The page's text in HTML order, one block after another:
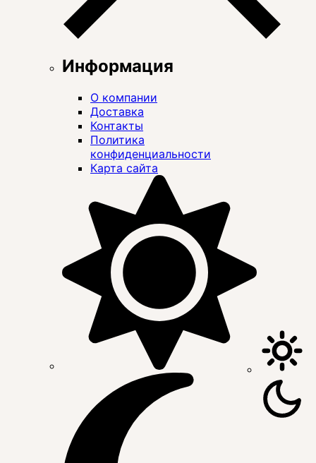
Информация
О компании
Доставка
Контакты
Политика
конфиденциальности
Карта сайта